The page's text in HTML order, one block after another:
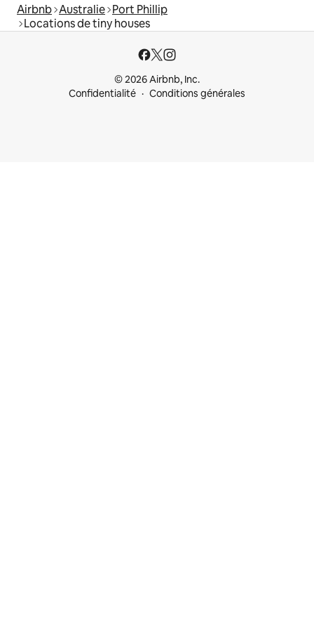
Airbnb Australie Port Phillip
Locations de tiny houses
© 2026 Airbnb, Inc.
Confidentialité
Conditions générales